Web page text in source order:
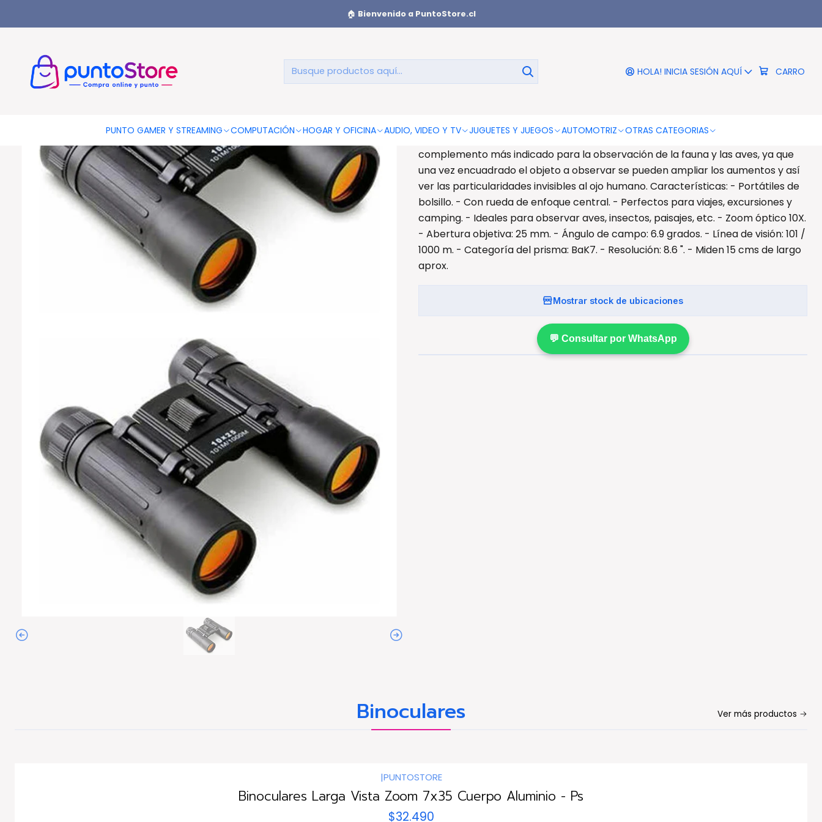
HOLA! INICIA SESIÓN AQUÍ CARRO
PUNTO GAMER Y STREAMING COMPUTACIÓN HOGAR Y OFICINA AUDIO, VIDEO Y TV JUGUETES Y JUEGOS AUTOMOTRIZ OTRAS CATEGORIAS
🏠 Bienvenido a PuntoStore.cl
Binoculares Larga Vista Zoom Óptico 10x - Ps
Binoculares Larga Vista Zoom Óptico
10x - Ps
complemento más indicado para la observación de la fauna y las aves, ya que
una vez encuadrado el objeto a observar se pueden ampliar los aumentos y así
ver las particularidades invisibles al ojo humano. Características: - Portátiles de
bolsillo. - Con rueda de enfoque central. - Perfectos para viajes, excursiones y
camping. - Ideales para observar aves, insectos, paisajes, etc. - Zoom óptico 10X.
- Abertura objetiva: 25 mm. - Ángulo de campo: 6.9 grados. - Línea de visión: 101 /
1000 m. - Categoría del prisma: BaK7. - Resolución: 8.6 ". - Miden 15 cms de largo
aprox.
Mostrar stock de ubicaciones
💬 Consultar por WhatsApp
Binoculares Ver más productos
|PUNTOSTORE
Binoculares Larga Vista Zoom 7x35 Cuerpo Aluminio - Ps
$32.490